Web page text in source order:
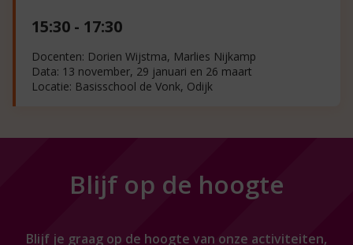
15:30 - 17:30
Docenten: Dorien Wijstma, Marlies Nijkamp
Data: 13 november, 29 januari en 26 maart
Locatie: Basisschool de Vonk, Odijk
Blijf op de hoogte
Blijf je graag op de hoogte van onze activiteiten,